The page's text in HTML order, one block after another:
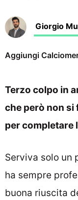
Giorgio
Aggiungi
Terzo colpo in
che però non si
per completare
Serviva solo un
ha sempre
buona riuscita